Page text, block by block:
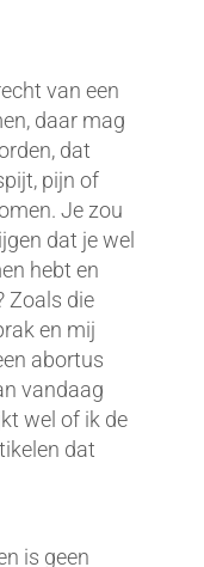
van een
daar mag
dat
pijn of
Je zou
dat je wel
hebt en
Zoals die
en mij
abortus
vandaag
wel of ik de
dat
is geen